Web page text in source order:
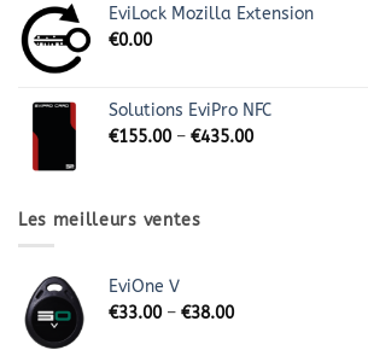
EviLock Mozilla Extension
€0.00
Solutions EviPro NFC
€155.00– €435.00
Les meilleurs ventes
EviOne V
€33.00– €38.00